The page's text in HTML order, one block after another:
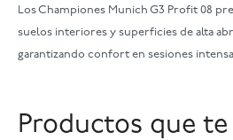
Los Championes Munich G3 Profit 08
suelos interiores y superficies de alta
garantizando confort en sesiones
Productos que